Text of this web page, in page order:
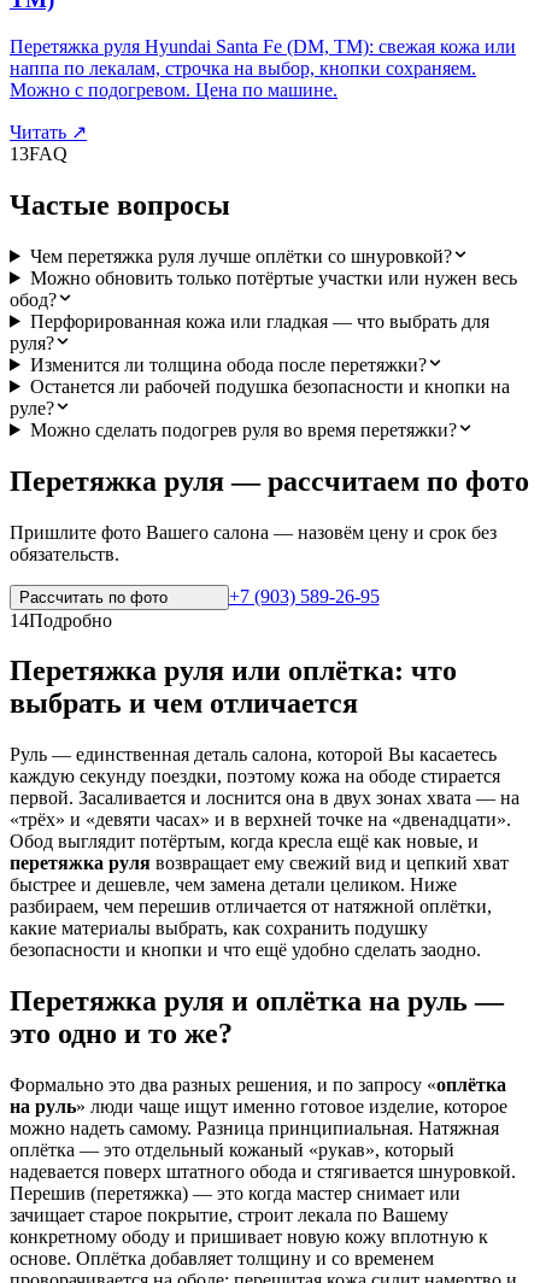
Перетяжка руля Hyundai Santa Fe (DM, TM): свежая кожа или
наппа по лекалам, строчка на выбор, кнопки сохраняем.
Можно с подогревом. Цена по машине.
Читать ↗
13FAQ
Частые вопросы
Чем перетяжка руля лучше оплётки со шнуровкой?
Можно обновить только потёртые участки или нужен весь
обод?
Перфорированная кожа или гладкая — что выбрать для
руля?
Изменится ли толщина обода после перетяжки?
Останется ли рабочей подушка безопасности и кнопки на
руле?
Можно сделать подогрев руля во время перетяжки?
Перетяжка руля — рассчитаем по фото
Пришлите фото Вашего салона — назовём цену и срок без
обязательств.
Рассчитать по фото
+7 (903) 589-26-95
14Подробно
Перетяжка руля или оплётка: что
выбрать и чем отличается
Руль — единственная деталь салона, которой Вы касаетесь
каждую секунду поездки, поэтому кожа на ободе стирается
первой. Засаливается и лоснится она в двух зонах хвата — на
«трёх» и «девяти часах» и в верхней точке на «двенадцати».
Обод выглядит потёртым, когда кресла ещё как новые, и
перетяжка руля возвращает ему свежий вид и цепкий хват
быстрее и дешевле, чем замена детали целиком. Ниже
разбираем, чем перешив отличается от натяжной оплётки,
какие материалы выбрать, как сохранить подушку
безопасности и кнопки и что ещё удобно сделать заодно.
Перетяжка руля и оплётка на руль —
это одно и то же?
Формально это два разных решения, и по запросу «оплётка
на руль» люди чаще ищут именно готовое изделие, которое
можно надеть самому. Разница принципиальная. Натяжная
оплётка — это отдельный кожаный «рукав», который
надевается поверх штатного обода и стягивается шнуровкой.
Перешив (перетяжка) — это когда мастер снимает или
зачищает старое покрытие, строит лекала по Вашему
конкретному ободу и пришивает новую кожу вплотную к
основе. Оплётка добавляет толщину и со временем